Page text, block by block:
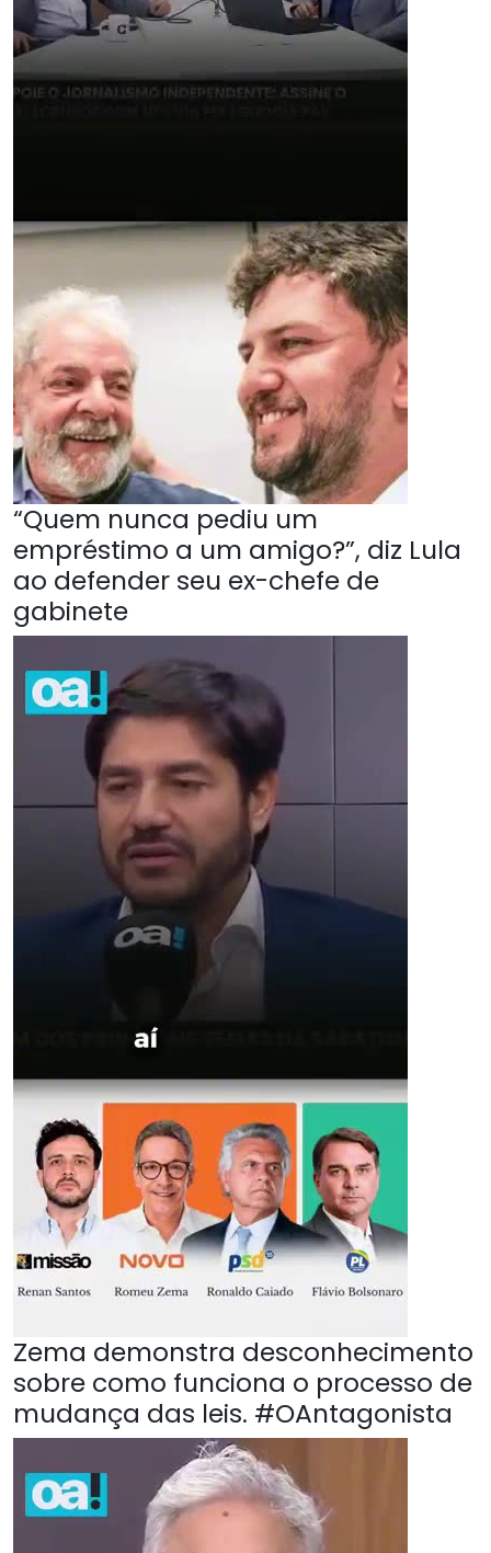
“Quem nunca pediu um
empréstimo a um amigo?”, diz Lula
ao defender seu ex-chefe de
gabinete
Zema demonstra desconhecimento
sobre como funciona o processo de
mudança das leis. #OAntagonista